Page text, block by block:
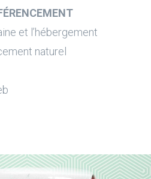
et l’hébergement
naturel